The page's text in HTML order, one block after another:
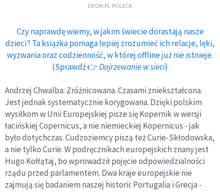
DEON.PL POLECA
Czy naprawdę wiemy, w jakim świecie dorastają nasze
dzieci? Ta książka pomaga lepiej zrozumieć ich relacje, lęki,
wyzwania oraz codzienność, w której offline już nie istnieje.
(Sprawdź 👉Dojrzewanie w sieci)
Andrzej Chwalba: Zróżnicowana. Czasami zniekształcona.
Jest jednak systematycznie korygowana. Dzięki polskim
wysiłkom w Unii Europejskiej pisze się Kopernik w wersji
łacińskiej Copernicus, a nie niemieckiej Kopernicus - jak
było dotychczas. Cudzoziemcy piszą też Curie-Skłodowska,
a nie tylko Curie. W podręcznikach europejskich znany jest
Hugo Kołłątaj, bo wprowadził pojęcie odpowiedzialności
rządu przed parlamentem. Dwa kraje europejskie nie
zajmują się badaniem naszej historii: Portugalia i Grecja -